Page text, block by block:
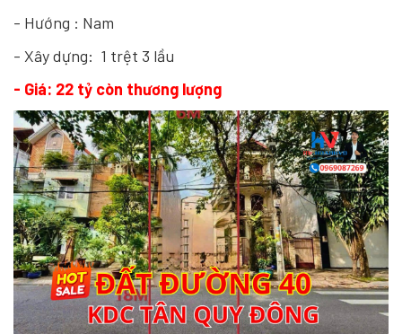
- Hướng : Nam
- Xây dựng: 1 trệt 3 lầu
- Giá: 22 tỷ còn thương lượng